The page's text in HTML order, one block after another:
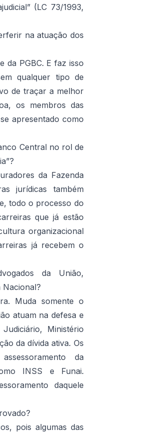
(LC 73/1993,
na atuação dos
da PGBC. E faz isso
qualquer tipo de
de traçar a melhor
os membros das
apresentado como
Central no rol de
da Fazenda
jurídicas também
todo o processo do
que já estão
organizacional
já recebem o
da União,
Muda somente o
atuam na defesa e
Ministério
da dívida ativa. Os
da
INSS e Funai.
daquele
pois algumas das